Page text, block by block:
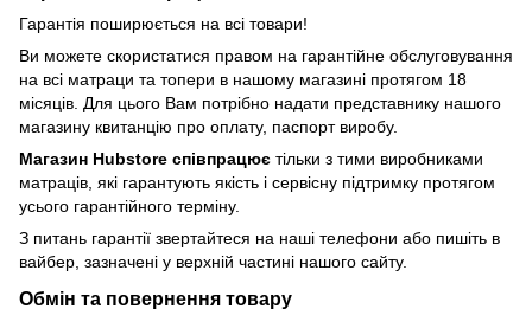
Гарантія поширюється на всі товари!
Ви можете скористатися правом на гарантійне обслуговування
на всі матраци та топери в нашому магазині протягом 18
місяців. Для цього Вам потрібно надати представнику нашого
магазину квитанцію про оплату, паспорт виробу.
Магазин Hubstore співпрацює тільки з тими виробниками
матраців, які гарантують якість і сервісну підтримку протягом
усього гарантійного терміну.
З питань гарантії звертайтеся на наші телефони або пишіть в
вайбер, зазначені у верхній частині нашого сайту.
Обмін та повернення товару